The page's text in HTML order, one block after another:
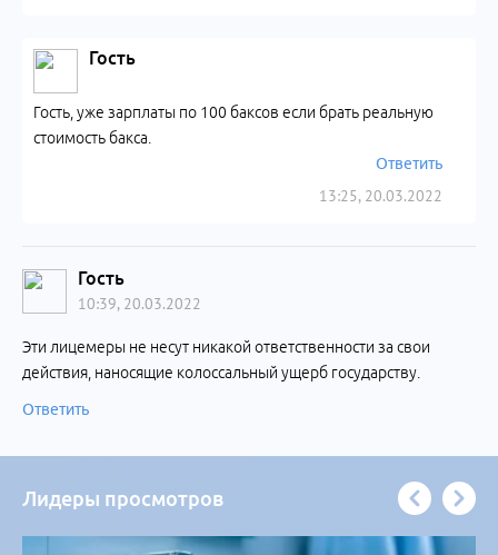
Гость
13:25, 20.03.2022
Гость, уже зарплаты по 100 баксов если брать реальную
стоимость бакса.
Ответить
Гость
10:39, 20.03.2022
Эти лицемеры не несут никакой ответственности за свои
действия, наносящие колоссальный ущерб государству.
Ответить
Лидеры просмотров